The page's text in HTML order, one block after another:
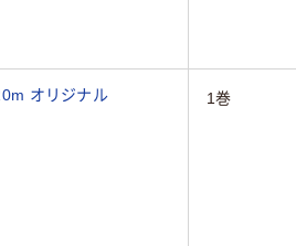
オリジナル 1巻